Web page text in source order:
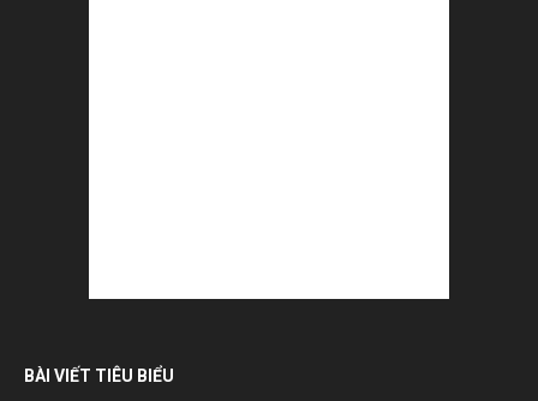
BÀI VIẾT TIÊU BIỂU